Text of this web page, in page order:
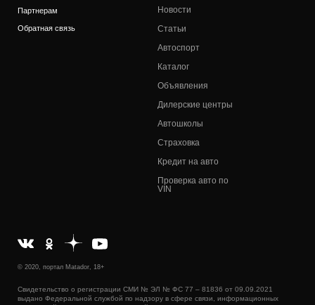
Партнерам
Обратная связь
Новости
Статьи
Автоспорт
Каталог
Объявления
Дилерские центры
Автошколы
Страховка
Кредит на авто
Проверка авто по
VIN
© 2020, портал Matador, 18+
Свидетельство о регистрации СМИ № ЭЛ № ФС 77 – 81836 от 09.09.2021
выдано Федеральной службой по надзору в сфере связи, информационных